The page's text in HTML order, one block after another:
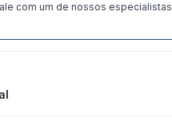
com um de nossos especialistas